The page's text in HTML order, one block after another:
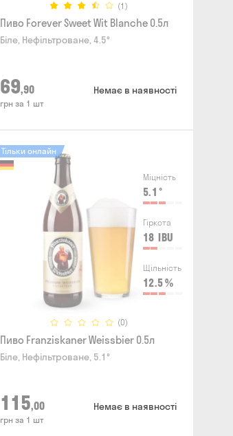
(1)
Пиво Forever Sweet Wit Blanche 0.5л
Біле, Нефільтроване, 4.5°
69,90
грн за 1 шт
Немає в наявності
Міцність
5.1 °
Гіркота
18 IBU
Щільність
12.5%
(0)
Тільки онлайн
Пиво Franziskaner Weissbier 0.5л
Біле, Нефільтроване, 5.1°
115,00
грн за 1 шт
Немає в наявності